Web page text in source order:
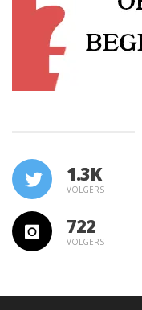
1.3K
VOLGERS
722
VOLGERS